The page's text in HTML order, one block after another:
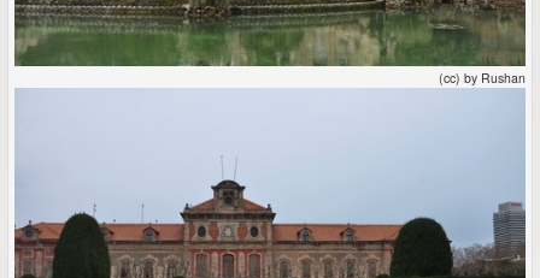
(cc) by Rushan